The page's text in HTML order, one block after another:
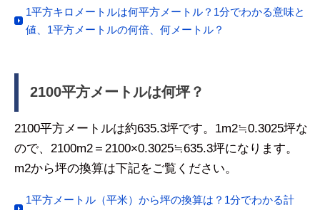
1平方キロメートルは何平方メートル？1分でわかる意味と
値、1平方メートルの何倍、何メートル？
2100平方メートルは何坪？
2100平方メートルは約635.3坪です。1m2≒0.3025坪な
ので、2100m2＝2100×0.3025≒635.3坪になります。
m2から坪の換算は下記をご覧ください。
1平方メートル（平米）から坪の換算は？1分でわかる計